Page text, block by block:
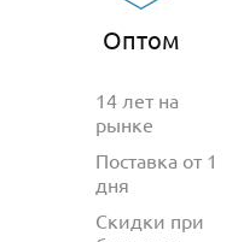
Оптом
14 лет на
рынке
Поставка от 1
дня
Скидки при